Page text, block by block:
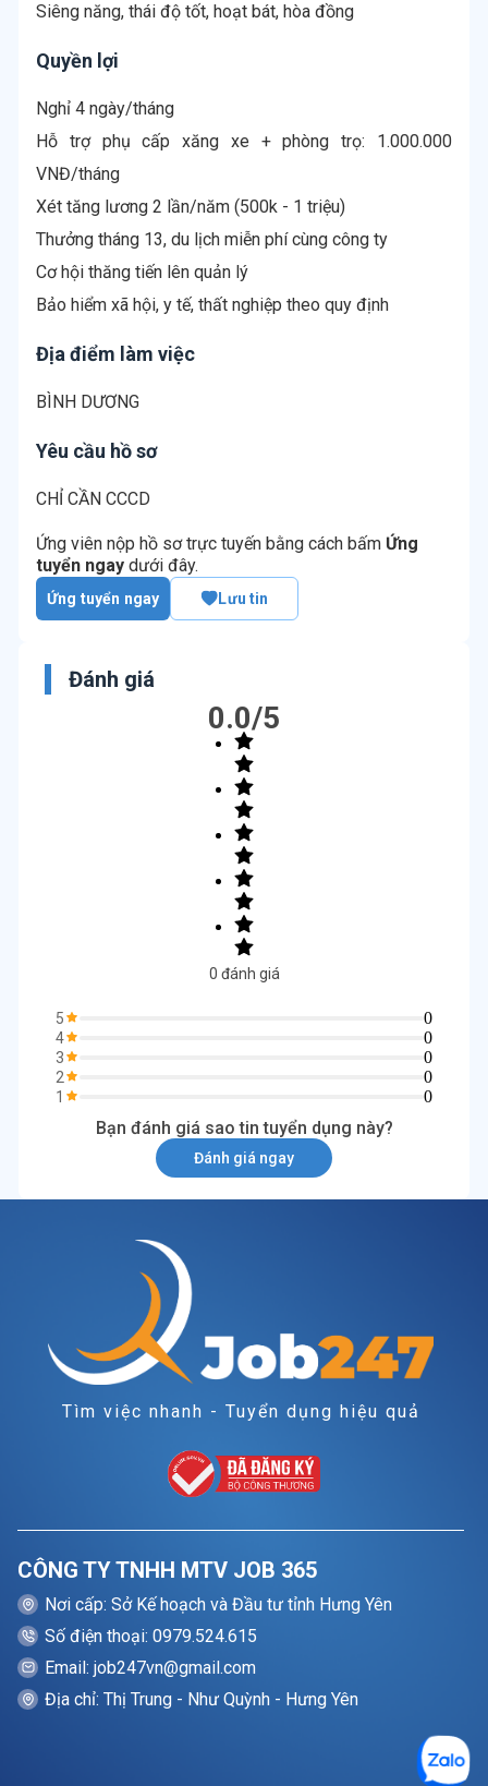
Siêng năng, thái độ tốt, hoạt bát, hòa đồng
Quyền lợi
Nghỉ 4 ngày/tháng
Hỗ trợ phụ cấp xăng xe + phòng trọ: 1.000.000
VNĐ/tháng
Xét tăng lương 2 lần/năm (500k - 1 triệu)
Thưởng tháng 13, du lịch miễn phí cùng công ty
Cơ hội thăng tiến lên quản lý
Bảo hiểm xã hội, y tế, thất nghiệp theo quy định
Địa điểm làm việc
BÌNH DƯƠNG
Yêu cầu hồ sơ
CHỈ CẦN CCCD
Ứng viên nộp hồ sơ trực tuyến bằng cách bấm Ứng
tuyển ngay dưới đây.
Ứng tuyển ngay Lưu tin
Đánh giá
5 0
4 0
3 0
2 0
1 0
0.0/5
0 đánh giá
Bạn đánh giá sao tin tuyển dụng này?
Đánh giá ngay
Tìm việc nhanh - Tuyển dụng hiệu quả
CÔNG TY TNHH MTV JOB 365
Nơi cấp: Sở Kế hoạch và Đầu tư tỉnh Hưng Yên
Số điện thoại: 0979.524.615
Email: job247vn@gmail.com
Địa chỉ: Thị Trung - Như Quỳnh - Hưng Yên